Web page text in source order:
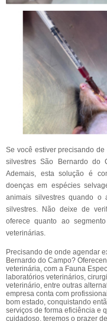
Se você estiver precisando
silvestres São Bernardo do
Ademais, esta solução é
doenças em espécies
animais silvestres quando o
silvestres. Não deixe de
oferece quanto ao
veterinárias.
Precisando de onde agendar
Bernardo do Campo?
veterinária, com a Fauna
laboratórios veterinários,
veterinário, entre outras
empresa conta com
bom estado, conquistando
serviços de forma eficiência e
cuidadoso, teremos o prazer